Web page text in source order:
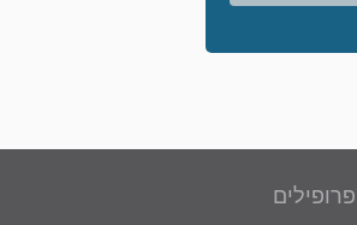
פרופילים